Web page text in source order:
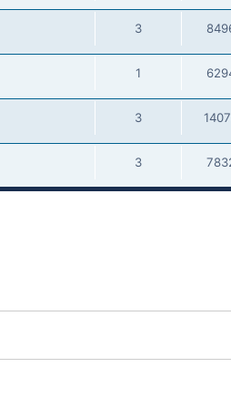
3
1
3
3